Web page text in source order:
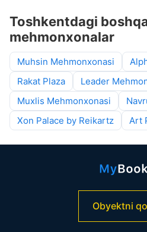
Toshkentdagi
mehmonxonalar
Muhsin Mehmonxonasi
Rakat Plaza
Leader
Muxlis Mehmonxonasi
Xon Palace by Reikartz
Art
Obyektni